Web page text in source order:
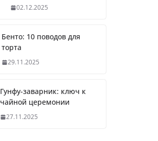
02.12.2025
Бенто: 10 поводов для
торта
29.11.2025
Гунфу-заварник: ключ к
чайной церемонии
27.11.2025